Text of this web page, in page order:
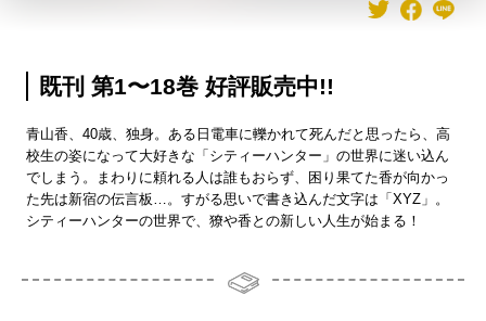
既刊 第1〜18巻 好評販売中!!
青山香、40歳、独身。ある日電車に轢かれて死んだと思ったら、高
校生の姿になって大好きな「シティーハンター」の世界に迷い込ん
でしまう。まわりに頼れる人は誰もおらず、困り果てた香が向かっ
た先は新宿の伝言板…。すがる思いで書き込んだ文字は「XYZ」。
シティーハンターの世界で、獠や香との新しい人生が始まる！